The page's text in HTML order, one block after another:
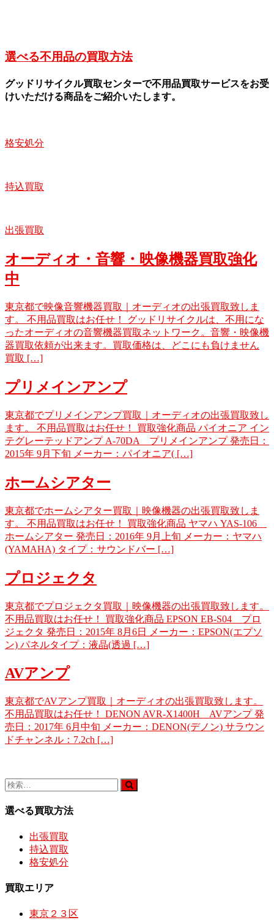
選べる不用品の買取方法
グッドリサイクル買取センターで不用品買取サービスをお受
けいただける商品をご紹介いたします。
格安処分
持込買取
出張買取
オーディオ・音響・映像機器買取強化
中
東京都で映像音響機器買取｜オーディオの出張買取致しま
す。 不用品買取はお任せ！ グッドリサイクルは、不用にな
ったオーディオの音響機器買取ネットワーク。音響・映像機
器買取依頼が出来ます。買取価格は、どこにも負けません
買取 […]
プリメインアンプ
東京都でプリメインアンプ買取｜オーディオの出張買取致し
ます。 不用品買取はお任せ！ 買取強化商品 パイオニア イン
テグレーテッドアンプ A-70DA プリメインアンプ 発売日：
2015年 9月下旬 メーカー：パイオニア( […]
ホームシアター
東京都でホームシアター買取｜映像機器の出張買取致しま
す。 不用品買取はお任せ！ 買取強化商品 ヤマハ YAS-106
ホームシアター 発売日：2016年 9月上旬 メーカー：ヤマハ
(YAMAHA) タイプ：サウンドバー […]
プロジェクタ
東京都でプロジェクタ買取｜映像機器の出張買取致します。
不用品買取はお任せ！ 買取強化商品 EPSON EB-S04 プロ
ジェクタ 発売日：2015年 8月6日 メーカー：EPSON(エプソ
ン) パネルタイプ：液晶(透過 […]
AVアンプ
東京都でAVアンプ買取｜オーディオの出張買取致します。
不用品買取はお任せ！ DENON AVR-X1400H AVアンプ 発
売日：2017年 6月中旬 メーカー：DENON(デノン) サラウン
ドチャンネル：7.2ch […]
選べる買取方法
出張買取
持込買取
格安処分
買取エリア
東京２３区